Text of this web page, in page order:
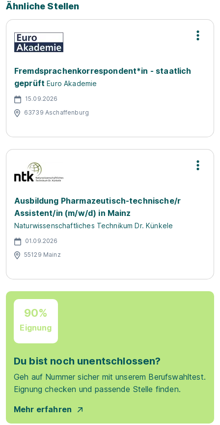
Ähnliche Stellen
Fremdsprachenkorrespondent*in - staatlich
geprüft Euro Akademie
15.09.2026
63739 Aschaffenburg
Ausbildung Pharmazeutisch-technische/r
Assistent/in (m/w/d) in Mainz
Naturwissenschaftliches Technikum Dr. Künkele
01.09.2026
55129 Mainz
90%
Eignung
Du bist noch unentschlossen?
Geh auf Nummer sicher mit unserem Berufswahltest.
Eignung checken und passende Stelle finden.
Mehr erfahren